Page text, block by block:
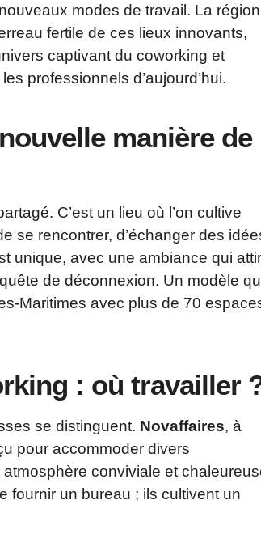
modes de travail. La
fertile de ces lieux innovants,
captivant du coworking et
professionnels d’aujourd’hui.
manière de
C’est un lieu où l’on cultive
se rencontrer, d’échanger des
unique, avec une ambiance qui
de déconnexion. Un modèle
Maritimes avec plus de 70
: où travailler
se distinguent. Novaffaires, à
pour accommoder divers
atmosphère conviviale et
fournir un bureau ; ils cultivent un